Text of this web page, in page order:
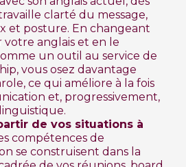
travaille clarté du message,
et posture. En changeant
votre anglais et en le
un outil au service de
vous osez davantage
ce qui améliore à la fois
et, progressivement,
de vos situations à
compétences de
se construisent dans la